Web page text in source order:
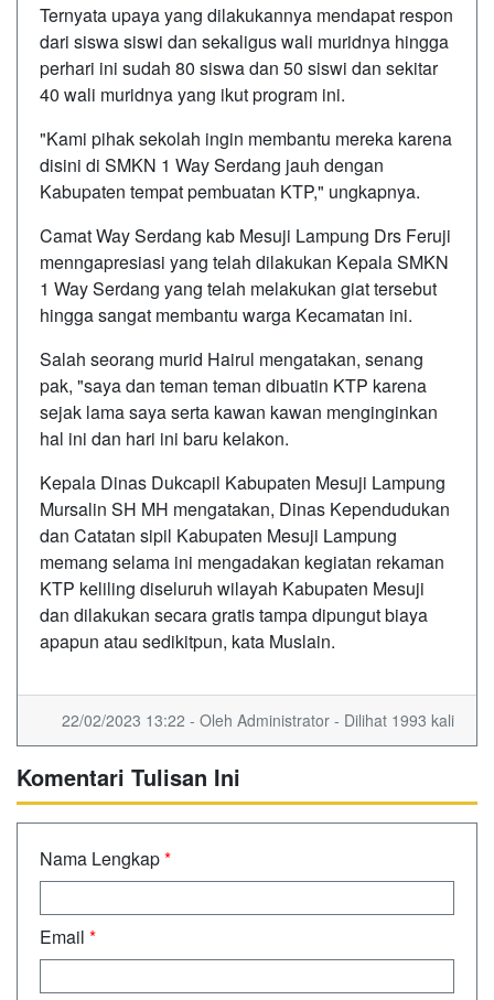
Ternyata upaya yang dilakukannya mendapat respon
dari siswa siswi dan sekaligus wali muridnya hingga
perhari ini sudah 80 siswa dan 50 siswi dan sekitar
40 wali muridnya yang ikut program ini.
"Kami pihak sekolah ingin membantu mereka karena
disini di SMKN 1 Way Serdang jauh dengan
Kabupaten tempat pembuatan KTP," ungkapnya.
Camat Way Serdang kab Mesuji Lampung Drs Feruji
menngapresiasi yang telah dilakukan Kepala SMKN
1 Way Serdang yang telah melakukan giat tersebut
hingga sangat membantu warga Kecamatan ini.
Salah seorang murid Hairul mengatakan, senang
pak, "saya dan teman teman dibuatin KTP karena
sejak lama saya serta kawan kawan menginginkan
hal ini dan hari ini baru kelakon.
Kepala Dinas Dukcapil Kabupaten Mesuji Lampung
Mursalin SH MH mengatakan, Dinas Kependudukan
dan Catatan sipil Kabupaten Mesuji Lampung
memang selama ini mengadakan kegiatan rekaman
KTP keliling diseluruh wilayah Kabupaten Mesuji
dan dilakukan secara gratis tampa dipungut biaya
apapun atau sedikitpun, kata Muslain.
22/02/2023 13:22 - Oleh Administrator - Dilihat 1993 kali
Komentari Tulisan Ini
Nama Lengkap*
Email *